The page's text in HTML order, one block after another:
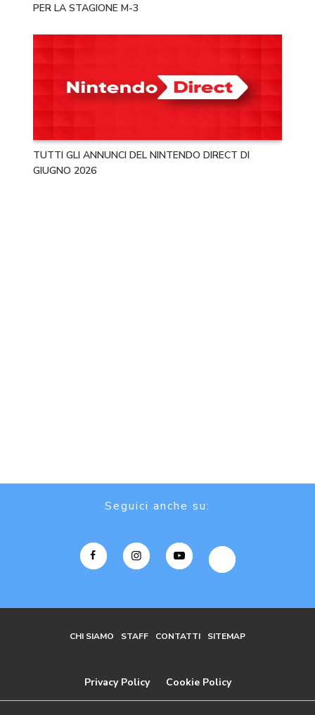
PER LA STAGIONE M-3
TUTTI GLI ANNUNCI DEL NINTENDO DIRECT DI
GIUGNO 2026
Seguici anche su:
CHI SIAMO STAFF CONTATTI SITEMAP
Privacy Policy Cookie Policy